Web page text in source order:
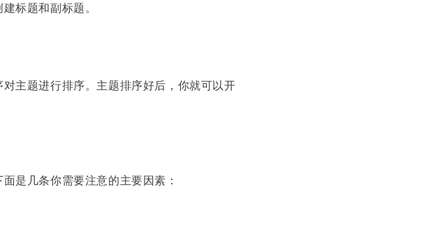
标题和副标题。
主题进行排序。主题排序好后，你就可以开
是几条你需要注意的主要因素：